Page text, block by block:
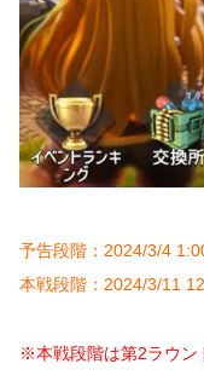
予告段階：2024/3/4
本戦段階：2024/3/11
※本戦段階は第2ラウン